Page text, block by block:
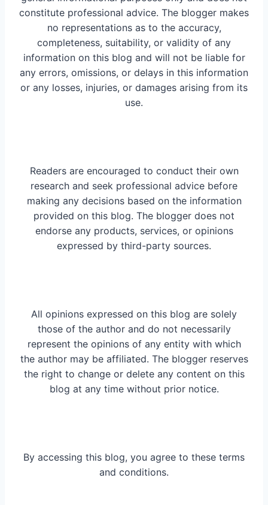
constitute professional advice. The blogger makes
no representations as to the accuracy,
completeness, suitability, or validity of any
information on this blog and will not be liable for
any errors, omissions, or delays in this information
or any losses, injuries, or damages arising from its
use.
Readers are encouraged to conduct their own
research and seek professional advice before
making any decisions based on the information
provided on this blog. The blogger does not
endorse any products, services, or opinions
expressed by third-party sources.
All opinions expressed on this blog are solely
those of the author and do not necessarily
represent the opinions of any entity with which
the author may be affiliated. The blogger reserves
the right to change or delete any content on this
blog at any time without prior notice.
By accessing this blog, you agree to these terms
and conditions.